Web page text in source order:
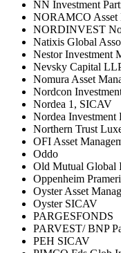
NN Investment
NORAMCO Asset
NORDINVEST
Natixis Global
Nestor Investment
Nevsky Capital
Nomura Asset
Nordcon
Nordea 1, SICAV
Nordea Investment
Northern Trust
OFI Asset
Oddo
Old Mutual Global
Oppenheim
Oyster Asset
Oyster SICAV
PARGESFONDS
PARVEST/ BNP
PEH SICAV